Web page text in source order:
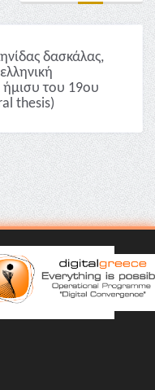
δασκάλας,
ήμισυ του 19ου
thesis)